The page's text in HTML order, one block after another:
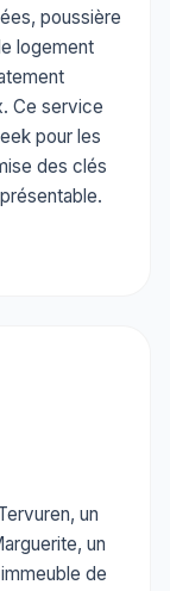
poussière
logement
Ce service
pour les
des clés
un
un
de